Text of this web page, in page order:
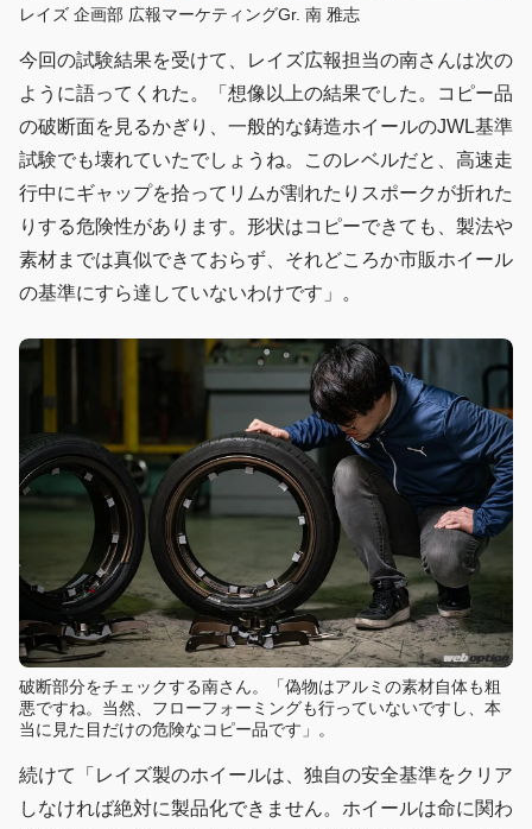
レイズ 企画部 広報マーケティングGr. 南 雅志
今回の試験結果を受けて、レイズ広報担当の南さんは次の
ように語ってくれた。「想像以上の結果でした。コピー品
の破断面を見るかぎり、一般的な鋳造ホイールのJWL基準
試験でも壊れていたでしょうね。このレベルだと、高速走
行中にギャップを拾ってリムが割れたりスポークが折れた
りする危険性があります。形状はコピーできても、製法や
素材までは真似できておらず、それどころか市販ホイール
の基準にすら達していないわけです」。
破断部分をチェックする南さん。「偽物はアルミの素材自体も粗
悪ですね。当然、フローフォーミングも行っていないですし、本
当に見た目だけの危険なコピー品です」。
続けて「レイズ製のホイールは、独自の安全基準をクリア
しなければ絶対に製品化できません。ホイールは命に関わ